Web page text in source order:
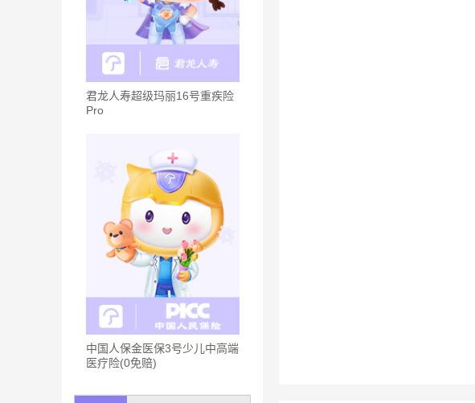
君龙人寿超级玛丽16号重疾险
Pro
中国人保金医保3号少儿中高端
医疗险(0免赔)